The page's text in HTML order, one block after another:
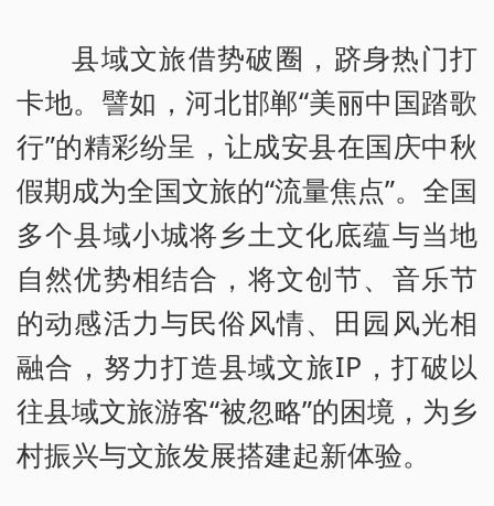
县域文旅借势破圈，跻身热门打
卡地。譬如，河北邯郸“美丽中国踏歌
行”的精彩纷呈，让成安县在国庆中秋
假期成为全国文旅的“流量焦点”。全国
多个县域小城将乡土文化底蕴与当地
自然优势相结合，将文创节、音乐节
的动感活力与民俗风情、田园风光相
融合，努力打造县域文旅IP，打破以
往县域文旅游客“被忽略”的困境，为乡
村振兴与文旅发展搭建起新体验。